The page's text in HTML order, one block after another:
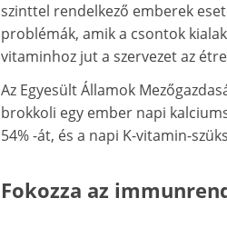
szinttel rendelkező emberek
problémák, amik a csontok
vitaminhoz jut a szervezet az
Az Egyesült Államok
brokkoli egy ember napi
54% -át, és a napi K-vitamin-
Fokozza az